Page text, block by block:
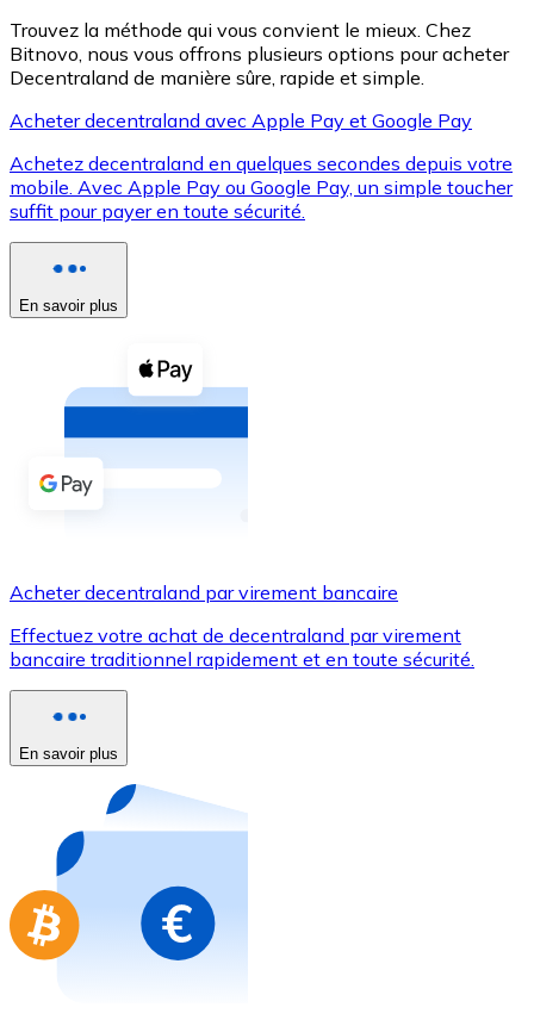
XRP
XRP
Voir toutes
Coupons crypto
Achetez des cryptomonnaies en espèces et d'autres
Acheter avec espèces
Virement SEPA
Utilisez les cartes Visa et Mastercard pour acheter
Acheter avec carte
Nouveau
Achetez des cartes-cadeaux de vos marques
Aller à la boutique de cartes-cadeaux
Trouvez la méthode qui vous convient le mieux. Chez
Bitnovo, nous vous offrons plusieurs options pour acheter
Decentraland de manière sûre, rapide et simple.
Acheter decentraland avec Apple Pay et Google Pay
Achetez decentraland en quelques secondes depuis votre
mobile. Avec Apple Pay ou Google Pay, un simple toucher
suffit pour payer en toute sécurité.
En savoir plus
Acheter decentraland par virement bancaire
Effectuez votre achat de decentraland par virement
bancaire traditionnel rapidement et en toute sécurité.
En savoir plus